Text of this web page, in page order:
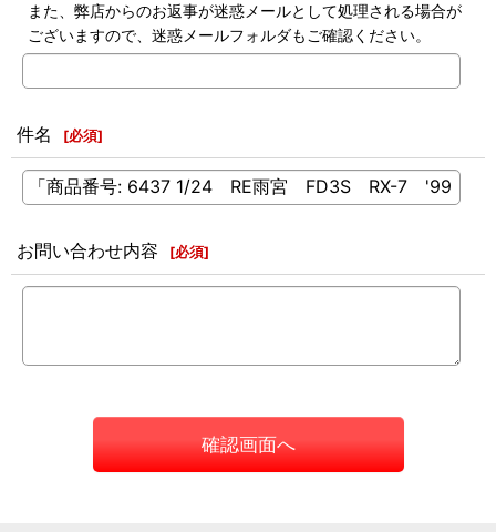
また、弊店からのお返事が迷惑メールとして処理される場合が
ございますので、迷惑メールフォルダもご確認ください。
件名 [必須]
お問い合わせ内容 [必須]
確認画面へ